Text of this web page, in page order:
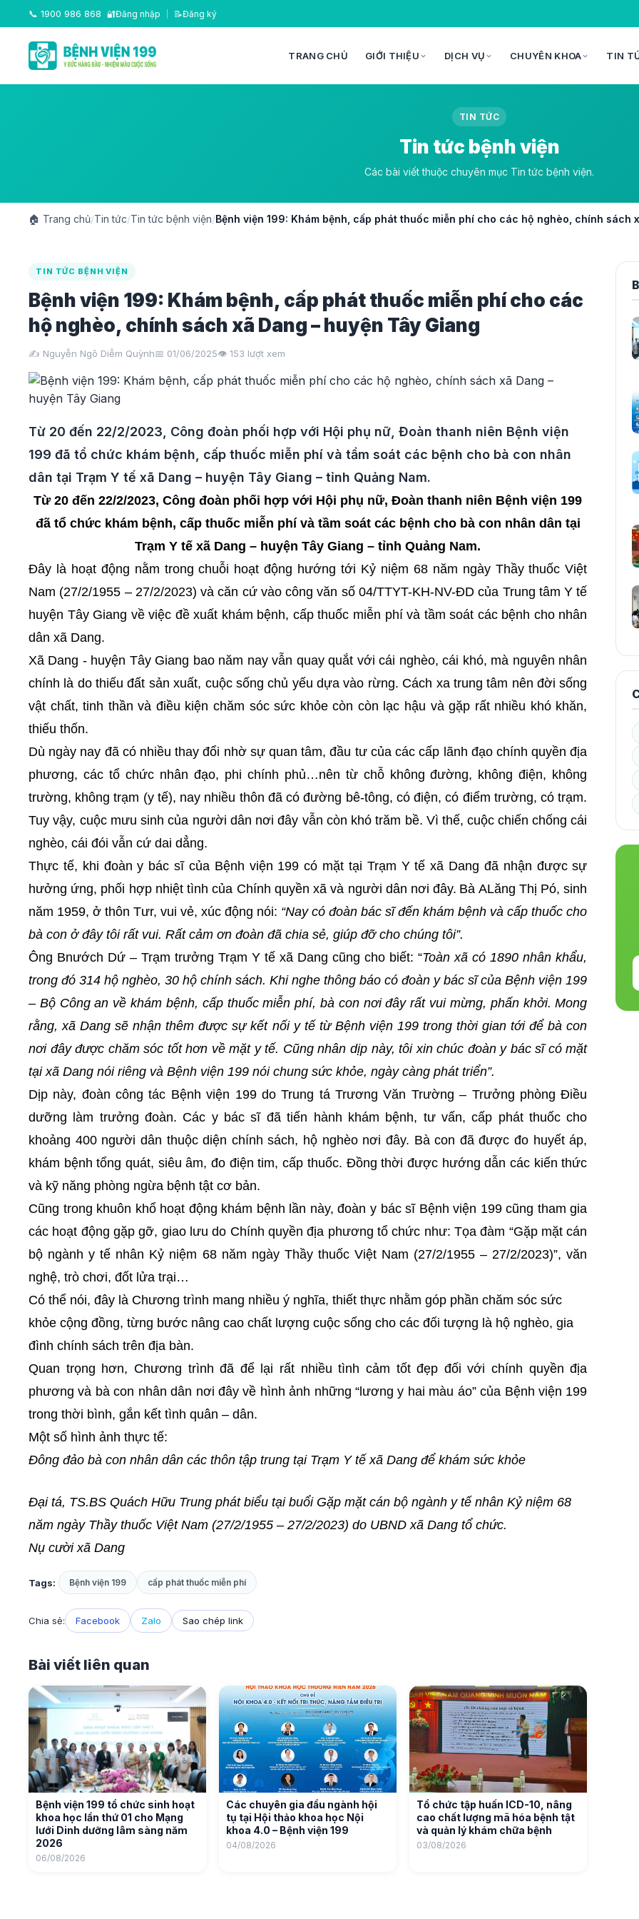
📞 1900 986 868 🔐Đăng nhập 📝Đăng ký
TRANG CHỦ GIỚI THIỆU DỊCH VỤ CHUYÊN KHOA TIN
TIN TỨC
Tin tức bệnh viện
Các bài viết thuộc chuyên mục Tin tức bệnh viện.
🏠 Trang chủ/Tin tức/Tin tức bệnh viện/Bệnh viện 199: Khám bệnh, cấp phát thuốc miễn phí cho các hộ nghèo, chính sách
TIN TỨC BỆNH VIỆN
Bệnh viện 199: Khám bệnh, cấp phát thuốc miễn phí cho các
hộ nghèo, chính sách xã Dang – huyện Tây Giang
✍️ Nguyễn Ngô Diễm Quỳnh📅 01/06/2025👁️ 153 lượt xem
Từ 20 đến 22/2/2023, Công đoàn phối hợp với Hội phụ nữ, Đoàn thanh niên Bệnh viện
199 đã tổ chức khám bệnh, cấp thuốc miễn phí và tầm soát các bệnh cho bà con nhân
dân tại Trạm Y tế xã Dang – huyện Tây Giang – tỉnh Quảng Nam.
Từ 20 đến 22/2/2023, Công đoàn phối hợp với Hội phụ nữ, Đoàn thanh niên Bệnh viện 199
đã tổ chức khám bệnh, cấp thuốc miễn phí và tầm soát các bệnh cho bà con nhân dân tại
Trạm Y tế xã Dang – huyện Tây Giang – tỉnh Quảng Nam.
Đây là hoạt động nằm trong chuỗi hoạt động hướng tới Kỷ niệm 68 năm ngày Thầy thuốc Việt
Nam (27/2/1955 – 27/2/2023) và căn cứ vào công văn số 04/TTYT-KH-NV-ĐD của Trung tâm Y tế
huyện Tây Giang về việc đề xuất khám bệnh, cấp thuốc miễn phí và tầm soát các bệnh cho nhân
dân xã Dang.
Xã Dang - huyện Tây Giang bao năm nay vẫn quay quắt với cái nghèo, cái khó, mà nguyên nhân
chính là do thiếu đất sản xuất, cuộc sống chủ yếu dựa vào rừng. Cách xa trung tâm nên đời sống
vật chất, tinh thần và điều kiện chăm sóc sức khỏe còn còn lạc hậu và gặp rất nhiều khó khăn,
thiếu thốn.
Dù ngày nay đã có nhiều thay đổi nhờ sự quan tâm, đầu tư của các cấp lãnh đạo chính quyền địa
phương, các tổ chức nhân đạo, phi chính phủ…nên từ chỗ không đường, không điện, không
trường, không trạm (y tế), nay nhiều thôn đã có đường bê-tông, có điện, có điểm trường, có trạm.
Tuy vậy, cuộc mưu sinh của người dân nơi đây vẫn còn khó trăm bề. Vì thế, cuộc chiến chống cái
nghèo, cái đói vẫn cứ dai dẳng.
Thực tế, khi đoàn y bác sĩ của Bệnh viện 199 có mặt tại Trạm Y tế xã Dang đã nhận được sự
hưởng ứng, phối hợp nhiệt tình của Chính quyền xã và người dân nơi đây. Bà ALăng Thị Pó, sinh
năm 1959, ở thôn Tưr,vui vẻ, xúc động nói: “Nay có đoàn bác sĩ đến khám bệnh và cấp thuốc cho
bà con ở đây tôi rất vui. Rất cảm ơn đoàn đã chia sẻ, giúp đỡ cho chúng tôi”.
Ông Bnướch Dứ – Trạm trưởng Trạm Y tế xã Dang cũng cho biết: “Toàn xã có 1890 nhân khẩu,
trong đó 314 hộ nghèo, 30 hộ chính sách. Khi nghe thông báo có đoàn y bác sĩ của Bệnh viện 199
– Bộ Công an về khám bệnh, cấp thuốc miễn phí, bà con nơi đây rất vui mừng, phấn khởi. Mong
rằng, xã Dang sẽ nhận thêm được sự kết nối y tế từ Bệnh viện 199 trong thời gian tới để bà con
nơi đây được chăm sóc tốt hơn về mặt y tế. Cũng nhân dịp này, tôi xin chúc đoàn y bác sĩ có mặt
tại xã Dang nói riêng và Bệnh viện 199 nói chung sức khỏe, ngày càng phát triển”.
Dịp này, đoàn công tác Bệnh viện 199 do Trung tá Trương Văn Trường – Trưởng phòng Điều
dưỡng làm trưởng đoàn. Các y bác sĩ đã tiến hành khám bệnh, tư vấn, cấp phát thuốc cho
khoảng 400 người dân thuộc diện chính sách, hộ nghèo nơi đây. Bà con đã được đo huyết áp,
khám bệnh tổng quát, siêu âm, đo điện tim, cấp thuốc. Đồng thời được hướng dẫn các kiến thức
và kỹ năng phòng ngừa bệnh tật cơ bản.
Cũng trong khuôn khổ hoạt động khám bệnh lần này, đoàn y bác sĩ Bệnh viện 199 cũng tham gia
các hoạt động gặp gỡ, giao lưu do Chính quyền địa phương tổ chức như: Tọa đàm “Gặp mặt cán
bộ ngành y tế nhân Kỷ niệm 68 năm ngày Thầy thuốc Việt Nam (27/2/1955 – 27/2/2023)”, văn
nghệ, trò chơi, đốt lửa trại…
Có thể nói, đây là Chương trình mang nhiều ý nghĩa, thiết thực nhằm góp phần chăm sóc sức
khỏe cộng đồng, từng bước nâng cao chất lượng cuộc sống cho các đối tượng là hộ nghèo, gia
đình chính sách trên địa bàn.
Quan trọng hơn, Chương trình đã để lại rất nhiều tình cảm tốt đẹp đối với chính quyền địa
phương và bà con nhân dân nơi đây về hình ảnh những “lương y hai màu áo” của Bệnh viện 199
trong thời bình, gắn kết tình quân – dân.
Một số hình ảnh thực tế:
Đông đảo bà con nhân dân các thôn tập trung tại Trạm Y tế xã Dang để khám sức khỏe
Đại tá, TS.BS Quách Hữu Trung phát biểu tại buổi Gặp mặt cán bộ ngành y tế nhân Kỷ niệm 68
năm ngày Thầy thuốc Việt Nam (27/2/1955 – 27/2/2023) do UBND xã Dang tổ chức.
Nụ cười xã Dang
Tags: Bệnh viện 199 cấp phát thuốc miễn phí
Chia sẻ: Facebook Zalo Sao chép link
Bài viết liên quan
Bệnh viện 199 tổ chức sinh hoạt
khoa học lần thứ 01 cho Mạng
lưới Dinh dưỡng lâm sàng năm
2026
06/08/2026
Các chuyên gia đầu ngành hội
tụ tại Hội thảo khoa học Nội
khoa 4.0 – Bệnh viện 199
04/08/2026
Tổ chức tập huấn ICD-10, nâng
cao chất lượng mã hóa bệnh tật
và quản lý khám chữa bệnh
03/08/2026